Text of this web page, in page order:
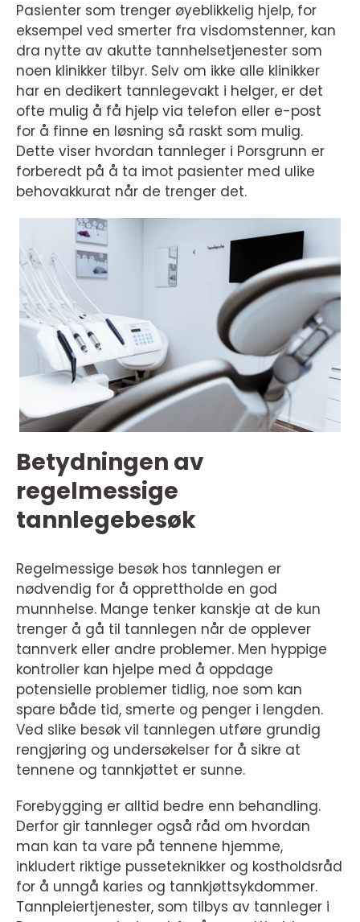
Pasienter som trenger øyeblikkelig hjelp, for
eksempel ved smerter fra visdomstenner, kan
dra nytte av akutte tannhelsetjenester som
noen klinikker tilbyr. Selv om ikke alle klinikker
har en dedikert tannlegevakt i helger, er det
ofte mulig å få hjelp via telefon eller e-post
for å finne en løsning så raskt som mulig.
Dette viser hvordan tannleger i Porsgrunn er
forberedt på å ta imot pasienter med ulike
behovakkurat når de trenger det.
Betydningen av
regelmessige
tannlegebesøk
Regelmessige besøk hos tannlegen er
nødvendig for å opprettholde en god
munnhelse. Mange tenker kanskje at de kun
trenger å gå til tannlegen når de opplever
tannverk eller andre problemer. Men hyppige
kontroller kan hjelpe med å oppdage
potensielle problemer tidlig, noe som kan
spare både tid, smerte og penger i lengden.
Ved slike besøk vil tannlegen utføre grundig
rengjøring og undersøkelser for å sikre at
tennene og tannkjøttet er sunne.
Forebygging er alltid bedre enn behandling.
Derfor gir tannleger også råd om hvordan
man kan ta vare på tennene hjemme,
inkludert riktige pusseteknikker og kostholdsråd
for å unngå karies og tannkjøttsykdommer.
Tannpleiertjenester, som tilbys av tannleger i